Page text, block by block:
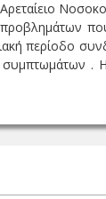
περίοδο
συμπτωμάτων .